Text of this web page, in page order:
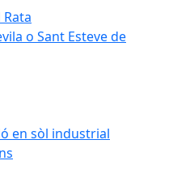
Rata
o Sant Esteve de
en sòl industrial